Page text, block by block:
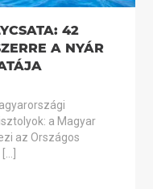
42
A NYÁR
a Magyar
az Országos